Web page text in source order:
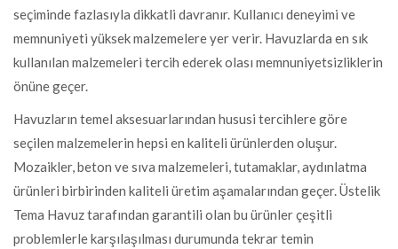
seçiminde fazlasıyla dikkatli davranır. Kullanıcı deneyimi ve
memnuniyeti yüksek malzemelere yer verir. Havuzlarda en sık
kullanılan malzemeleri tercih ederek olası memnuniyetsizliklerin
önüne geçer.
Havuzların temel aksesuarlarından hususi tercihlere göre
seçilen malzemelerin hepsi en kaliteli ürünlerden oluşur.
Mozaikler, beton ve sıva malzemeleri, tutamaklar, aydınlatma
ürünleri birbirinden kaliteli üretim aşamalarından geçer. Üstelik
Tema Havuz tarafından garantili olan bu ürünler çeşitli
problemlerle karşılaşılması durumunda tekrar temin